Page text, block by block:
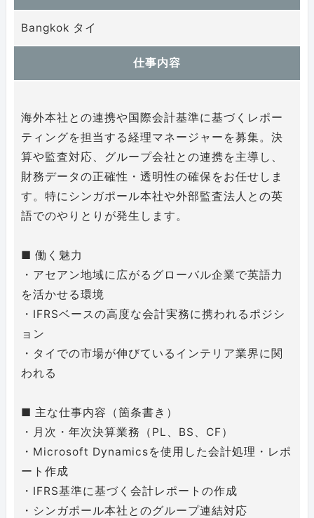
Bangkok タイ
仕事内容
海外本社との連携や国際会計基準に基づくレポー
ティングを担当する経理マネージャーを募集。決
算や監査対応、グループ会社との連携を主導し、
財務データの正確性・透明性の確保をお任せしま
す。特にシンガポール本社や外部監査法人との英
語でのやりとりが発生します。
■ 働く魅力
・アセアン地域に広がるグローバル企業で英語力
を活かせる環境
・IFRSベースの高度な会計実務に携われるポジシ
ョン
・タイでの市場が伸びているインテリア業界に関
われる
■ 主な仕事内容（箇条書き）
・月次・年次決算業務（PL、BS、CF）
・Microsoft Dynamicsを使用した会計処理・レポ
ート作成
・IFRS基準に基づく会計レポートの作成
・シンガポール本社とのグループ連結対応